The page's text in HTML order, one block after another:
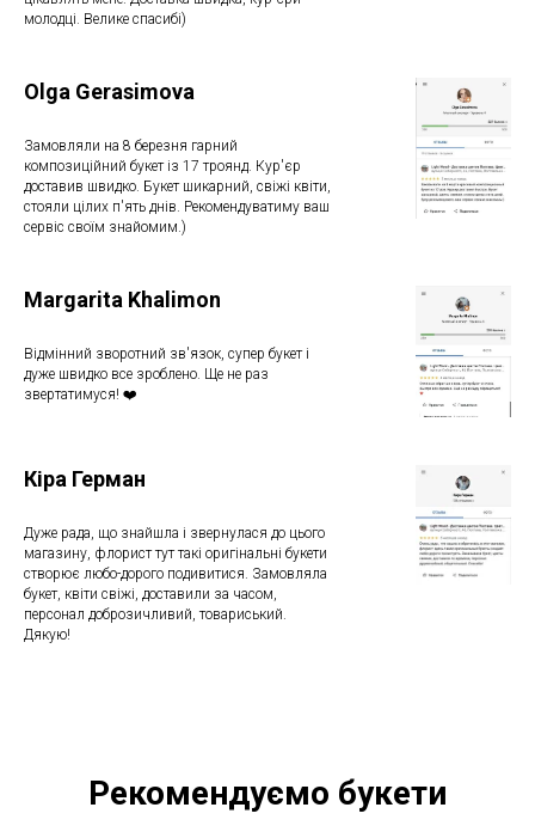
молодці. Велике спасибі)
Olga Gerasimova
Замовляли на 8 березня гарний
композиційний букет із 17 троянд. Кур'єр
доставив швидко. Букет шикарний, свіжі квіти,
стояли цілих п'ять днів. Рекомендуватиму ваш
сервіс своїм знайомим.)
Margarita Khalimon
Відмінний зворотний зв'язок, супер букет і
дуже швидко все зроблено. Ще не раз
звертатимуся! ❤️
Кіра Герман
Дуже рада, що знайшла і звернулася до цього
магазину, флорист тут такі оригінальні букети
створює любо-дорого подивитися. Замовляла
букет, квіти свіжі, доставили за часом,
персонал доброзичливий, товариський.
Дякую!
Рекомендуємо букети